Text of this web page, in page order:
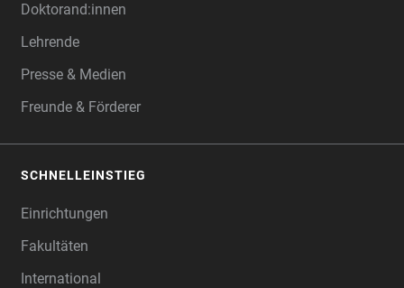
Doktorand:innen
Lehrende
Presse & Medien
Freunde & Förderer
SCHNELLEINSTIEG
Einrichtungen
Fakultäten
International